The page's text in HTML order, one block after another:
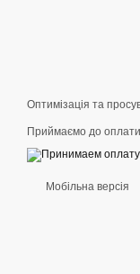
Оптимізація та
Приймаємо до оплати
Мобільна версія